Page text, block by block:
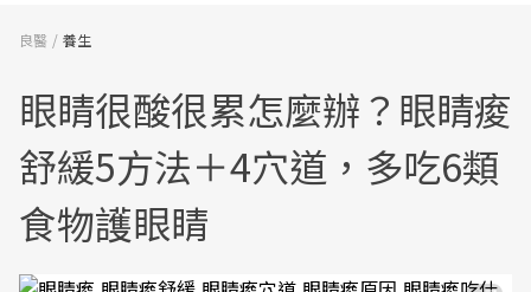
良醫 養生
眼睛很酸很累怎麼辦？眼睛痠
舒緩5方法＋4穴道，多吃6類
食物護眼睛